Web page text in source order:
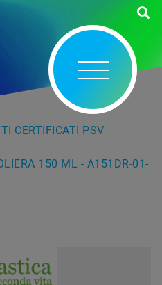
CERTIFICATI PSV
150 ML - A151DR-01-